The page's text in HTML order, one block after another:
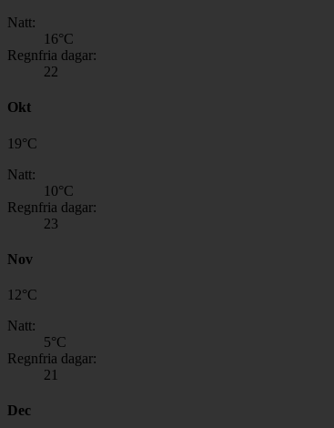
Natt:
16°C
Regnfria dagar:
22
Okt
19°C
Natt:
10°C
Regnfria dagar:
23
Nov
12°C
Natt:
5°C
Regnfria dagar:
21
Dec